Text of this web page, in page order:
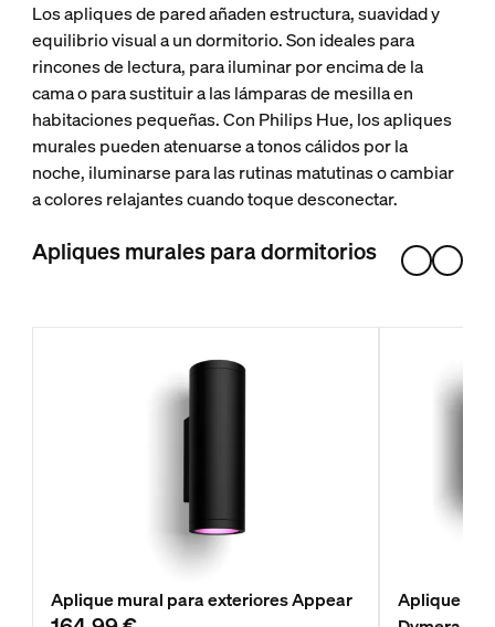
Los apliques de pared añaden estructura, suavidad y
equilibrio visual a un dormitorio. Son ideales para
rincones de lectura, para iluminar por encima de la
cama o para sustituir a las lámparas de mesilla en
habitaciones pequeñas. Con Philips Hue, los apliques
murales pueden atenuarse a tonos cálidos por la
noche, iluminarse para las rutinas matutinas o cambiar
a colores relajantes cuando toque desconectar.
Apliques murales para dormitorios
Aplique mural para exteriores Appear
Aplique